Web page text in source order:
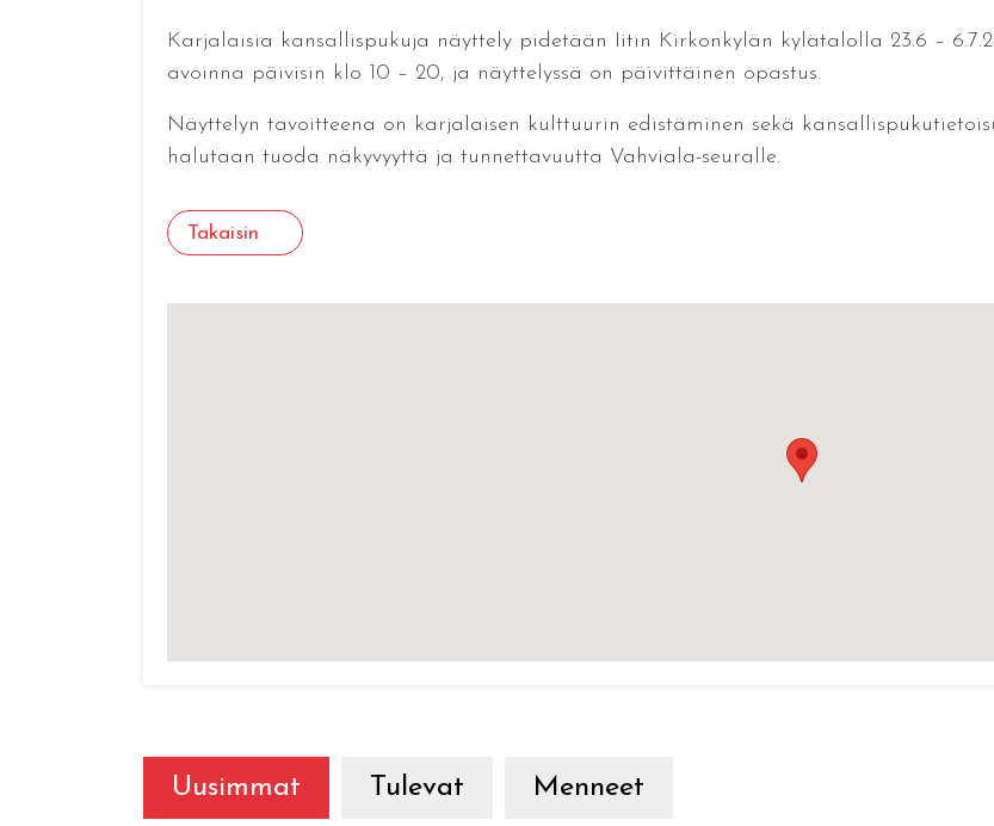
Karjalaisia kansallispukuja näyttely pidetään Iitin Kirkonkylän kylätalolla 23.6 –
avoinna päivisin klo 10 – 20, ja näyttelyssä on päivittäinen opastus.
Näyttelyn tavoitteena on karjalaisen kulttuurin edistäminen sekä
halutaan tuoda näkyvyyttä ja tunnettavuutta Vahviala-seuralle.
Takaisin
Uusimmat Tulevat Menneet